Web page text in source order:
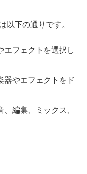
以下の通りです。
エフェクトを選択し
器やエフェクトをド
編集、ミックス、